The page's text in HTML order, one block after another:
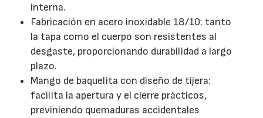
interna.
Fabricación en acero inoxidable 18/10: tanto
la tapa como el cuerpo son resistentes al
desgaste, proporcionando durabilidad a largo
plazo.
Mango de baquelita con diseño de tijera:
facilita la apertura y el cierre prácticos,
previniendo quemaduras accidentales